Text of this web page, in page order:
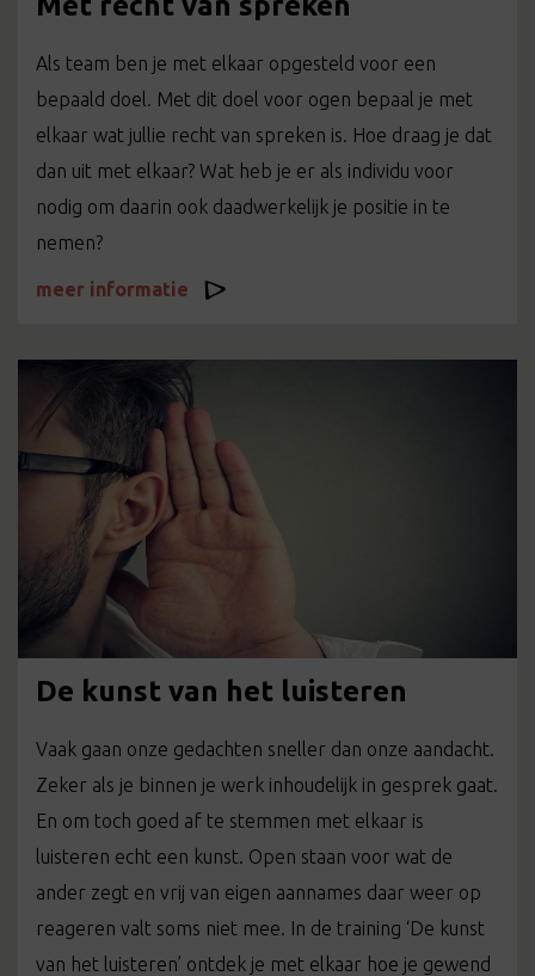
Als team ben je met elkaar opgesteld voor een
bepaald doel. Met dit doel voor ogen bepaal je met
elkaar wat jullie recht van spreken is. Hoe draag je dat
dan uit met elkaar? Wat heb je er als individu voor
nodig om daarin ook daadwerkelijk je positie in te
nemen?
meer informatie
De kunst van het luisteren
Vaak gaan onze gedachten sneller dan onze aandacht.
Zeker als je binnen je werk inhoudelijk in gesprek gaat.
En om toch goed af te stemmen met elkaar is
luisteren echt een kunst. Open staan voor wat de
ander zegt en vrij van eigen aannames daar weer op
reageren valt soms niet mee. In de training ‘De kunst
van het luisteren’ ontdek je met elkaar hoe je gewend